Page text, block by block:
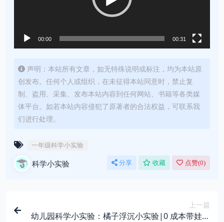
00:00 00:31
声明：本站所有文章，如无特殊说明或标注，均为本站原
创发布。任何个人或组织，在未征得本站同意时，禁止复
制、盗用、采集、发布本站内容到任何网站、书籍等各类媒
体平台。如若本站内容侵犯了原著者的合法权益，可联系我
们进行处理。
一年级科学小实验
科学小实验 分享 收藏 点赞(0)
上一篇
幼儿园科学小实验：橘子浮沉小实验|0 成本带娃看